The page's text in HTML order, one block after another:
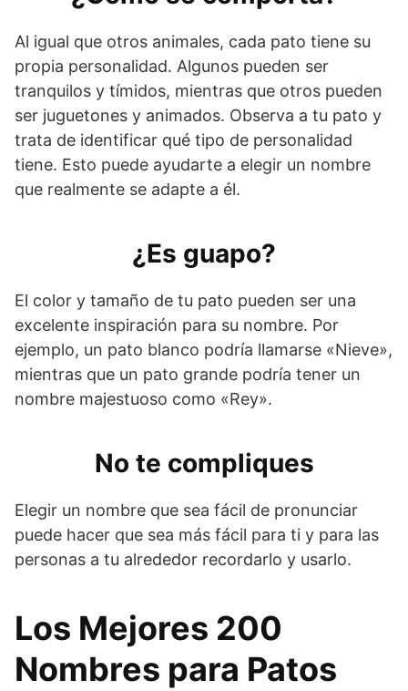
Al igual que otros animales, cada pato tiene su
propia personalidad. Algunos pueden ser
tranquilos y tímidos, mientras que otros pueden
ser juguetones y animados. Observa a tu pato y
trata de identificar qué tipo de personalidad
tiene. Esto puede ayudarte a elegir un nombre
que realmente se adapte a él.
¿Es guapo?
El color y tamaño de tu pato pueden ser una
excelente inspiración para su nombre. Por
ejemplo, un pato blanco podría llamarse «Nieve»,
mientras que un pato grande podría tener un
nombre majestuoso como «Rey».
No te compliques
Elegir un nombre que sea fácil de pronunciar
puede hacer que sea más fácil para ti y para las
personas a tu alrededor recordarlo y usarlo.
Los Mejores 200
Nombres para Patos